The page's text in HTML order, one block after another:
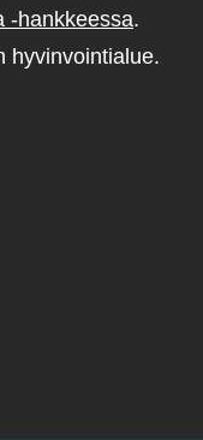
-hankkeessa.
hyvinvointialue.